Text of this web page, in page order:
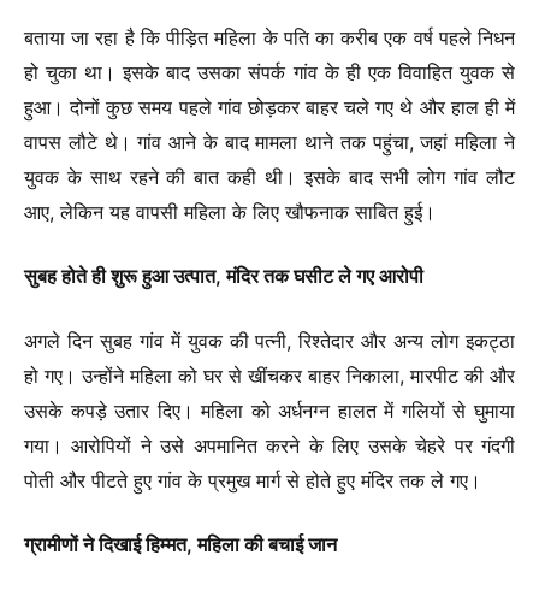
बताया जा रहा है कि पीड़ित महिला के पति का करीब एक वर्ष पहले निधन
हो चुका था। इसके बाद उसका संपर्क गांव के ही एक विवाहित युवक से
हुआ। दोनों कुछ समय पहले गांव छोड़कर बाहर चले गए थे और हाल ही में
वापस लौटे थे। गांव आने के बाद मामला थाने तक पहुंचा, जहां महिला ने
युवक के साथ रहने की बात कही थी। इसके बाद सभी लोग गांव लौट
आए, लेकिन यह वापसी महिला के लिए खौफनाक साबित हुई।
सुबह होते ही शुरू हुआ उत्पात, मंदिर तक घसीट ले गए आरोपी
अगले दिन सुबह गांव में युवक की पत्नी, रिश्तेदार और अन्य लोग इकट्ठा
हो गए। उन्होंने महिला को घर से खींचकर बाहर निकाला, मारपीट की और
उसके कपड़े उतार दिए। महिला को अर्धनग्न हालत में गलियों से घुमाया
गया। आरोपियों ने उसे अपमानित करने के लिए उसके चेहरे पर गंदगी
पोती और पीटते हुए गांव के प्रमुख मार्ग से होते हुए मंदिर तक ले गए।
ग्रामीणों ने दिखाई हिम्मत, महिला की बचाई जान